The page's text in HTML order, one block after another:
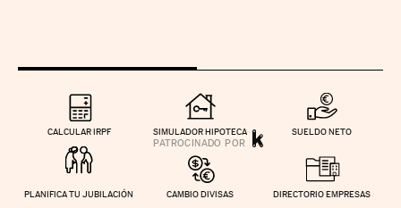
CALCULAR IRPF SIMULADOR HIPOTECA SUELDO NETO
PLANIFICA TU JUBILACIÓN CAMBIO DIVISAS DIRECTORIO EMPRESAS